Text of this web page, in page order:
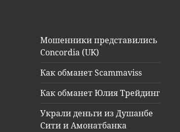
Мошенники представились
Concordia (UK)
Как обманет Scammaviss
Как обманет Юлия Трейдинг
Украли деньги из Душанбе
Сити и Амонатбанка